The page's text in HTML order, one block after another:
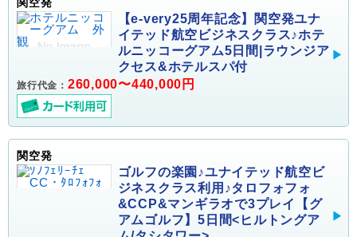
【e-very25周年記念】関空発ユナ
イテッド航空ビジネスクラス♪ホテ
ルニッコーグアム5日間|ラウンジア
クセス&ホテルスパ付
旅行代金： 260,000〜440,000円
関空発
ゴルフの楽園♪ユナイテッド航空ビ
ジネスクラス利用♪タロフォフォ
&CCP&マンギラオで3プレイ【グ
アムゴルフ】5日間<ヒルトングア